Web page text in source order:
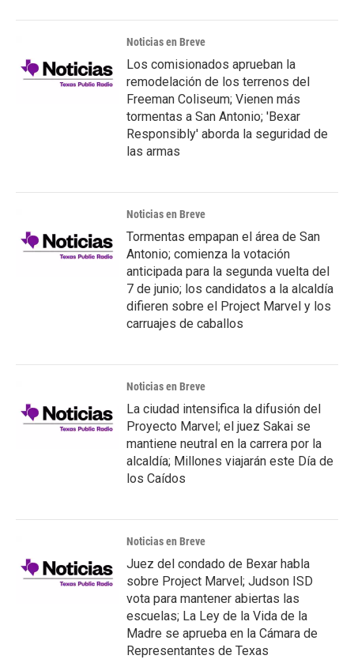
Noticias en Breve
Los comisionados aprueban la
remodelación de los terrenos del
Freeman Coliseum; Vienen más
tormentas a San Antonio; 'Bexar
Responsibly' aborda la seguridad de
las armas
Noticias en Breve
Tormentas empapan el área de San
Antonio; comienza la votación
anticipada para la segunda vuelta del
7 de junio; los candidatos a la alcaldía
difieren sobre el Project Marvel y los
carruajes de caballos
Noticias en Breve
La ciudad intensifica la difusión del
Proyecto Marvel; el juez Sakai se
mantiene neutral en la carrera por la
alcaldía; Millones viajarán este Día de
los Caídos
Noticias en Breve
Juez del condado de Bexar habla
sobre Project Marvel; Judson ISD
vota para mantener abiertas las
escuelas; La Ley de la Vida de la
Madre se aprueba en la Cámara de
Representantes de Texas